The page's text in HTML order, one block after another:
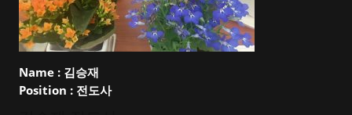
Name : 김승재
Position : 전도사